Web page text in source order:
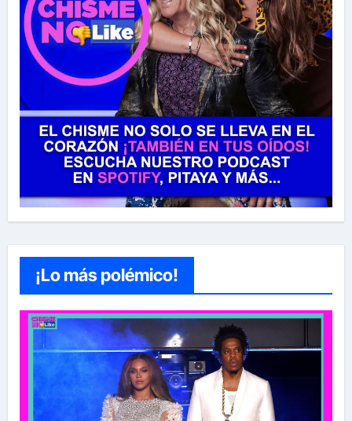
¡Lo más polémico!